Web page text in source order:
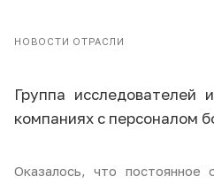
НОВОСТИ ОТРАСЛИ
Группа
компаниях с персоналом
Оказалось, что